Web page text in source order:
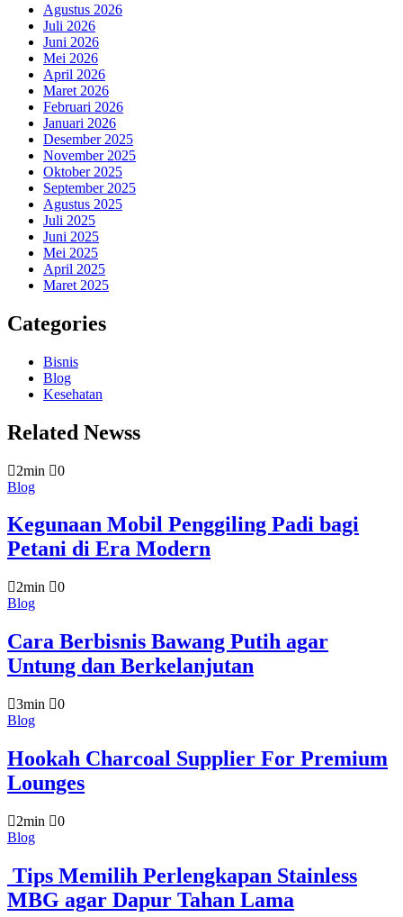
Agustus 2026
Juli 2026
Juni 2026
Mei 2026
April 2026
Maret 2026
Februari 2026
Januari 2026
Desember 2025
November 2025
Oktober 2025
September 2025
Agustus 2025
Juli 2025
Juni 2025
Mei 2025
April 2025
Maret 2025
Categories
Bisnis
Blog
Kesehatan
Related Newss
2min
0
Blog
Kegunaan Mobil Penggiling Padi bagi
Petani di Era Modern
2min
0
Blog
Cara Berbisnis Bawang Putih agar
Untung dan Berkelanjutan
3min
0
Blog
Hookah Charcoal Supplier For Premium
Lounges
2min
0
Blog
Tips Memilih Perlengkapan Stainless
MBG agar Dapur Tahan Lama